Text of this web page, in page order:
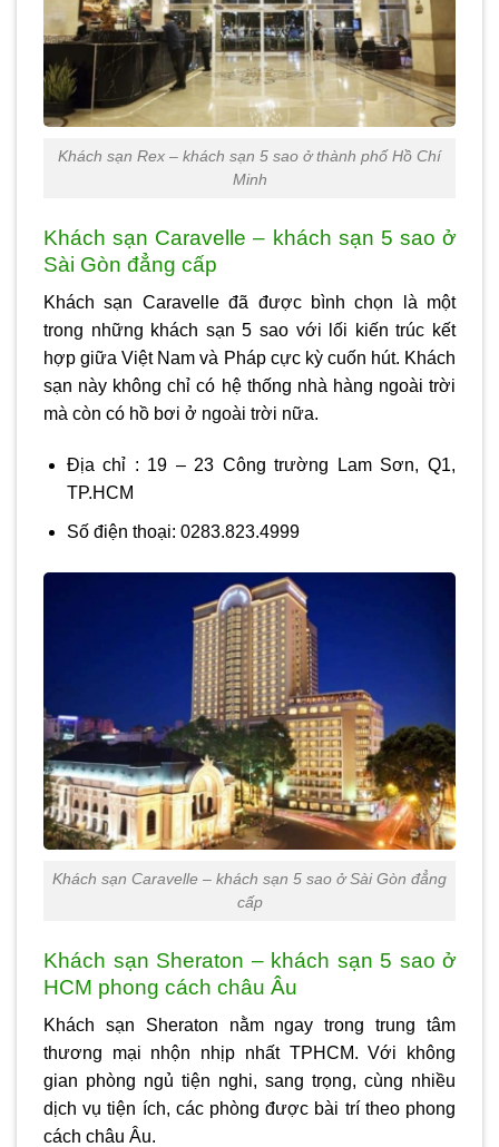
Khách sạn Rex – khách sạn 5 sao ở thành phố Hồ Chí
Minh
Khách sạn Caravelle – khách sạn 5 sao ở
Sài Gòn đẳng cấp
Khách sạn Caravelle đã được bình chọn là một
trong những khách sạn 5 sao với lối kiến trúc kết
hợp giữa Việt Nam và Pháp cực kỳ cuốn hút. Khách
sạn này không chỉ có hệ thống nhà hàng ngoài trời
mà còn có hồ bơi ở ngoài trời nữa.
Địa chỉ : 19 – 23 Công trường Lam Sơn, Q1,
TP.HCM
Số điện thoại: 0283.823.4999
Khách sạn Caravelle – khách sạn 5 sao ở Sài Gòn đẳng
cấp
Khách sạn Sheraton – khách sạn 5 sao ở
HCM phong cách châu Âu
Khách sạn Sheraton nằm ngay trong trung tâm
thương mại nhộn nhịp nhất TPHCM. Với không
gian phòng ngủ tiện nghi, sang trọng, cùng nhiều
dịch vụ tiện ích, các phòng được bài trí theo phong
cách châu Âu.